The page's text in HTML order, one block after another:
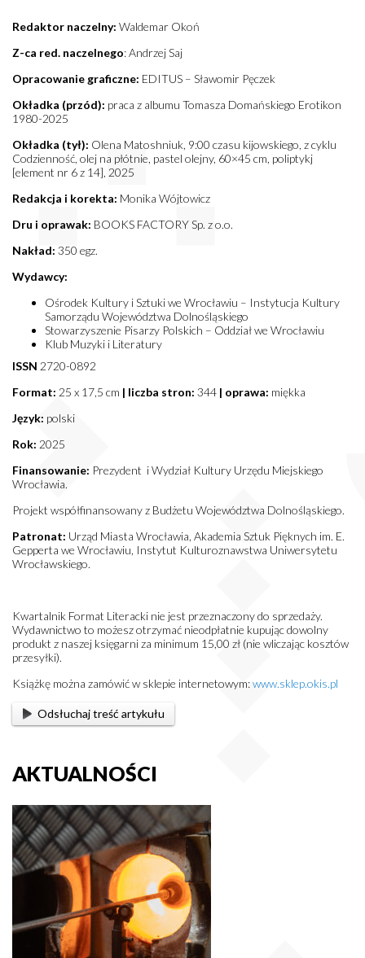
Redaktor naczelny: Waldemar Okoń
Z-ca red. naczelnego: Andrzej Saj
Opracowanie graficzne: EDITUS – Sławomir Pęczek
Okładka (przód): praca z albumu Tomasza Domańskiego Erotikon
1980-2025
Okładka (tył): Olena Matoshniuk, 9:00 czasu kijowskiego, z cyklu
Codzienność, olej na płótnie, pastel olejny, 60×45 cm, poliptykj
[element nr 6 z 14], 2025
Redakcja i korekta: Monika Wójtowicz
Dru i oprawak: BOOKS FACTORY Sp. z o.o.
Nakład: 350 egz.
Wydawcy:
Ośrodek Kultury i Sztuki we Wrocławiu – Instytucja Kultury
Samorządu Województwa Dolnośląskiego
Stowarzyszenie Pisarzy Polskich – Oddział we Wrocławiu
Klub Muzyki i Literatury
ISSN 2720-0892
Format: 25 x 17,5 cm | liczba stron: 344 | oprawa: miękka
Język: polski
Rok: 2025
Finansowanie: Prezydent i Wydział Kultury Urzędu Miejskiego
Wrocławia.
Projekt współfinansowany z Budżetu Województwa Dolnośląskiego.
Patronat: Urząd Miasta Wrocławia, Akademia Sztuk Pięknych im. E.
Gepperta we Wrocławiu, Instytut Kulturoznawstwa Uniwersytetu
Wrocławskiego.
Kwartalnik Format Literacki nie jest przeznaczony do sprzedaży.
Wydawnictwo to możesz otrzymać nieodpłatnie kupując dowolny
produkt z naszej księgarni za minimum 15,00 zł (nie wliczając kosztów
przesyłki).
Książkę można zamówić w sklepie internetowym:www.sklep.okis.pl
Odsłuchaj treść artykułu
AKTUALNOŚCI